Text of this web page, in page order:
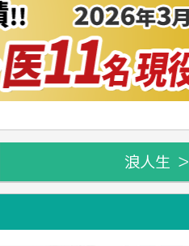
浪人生 ＞